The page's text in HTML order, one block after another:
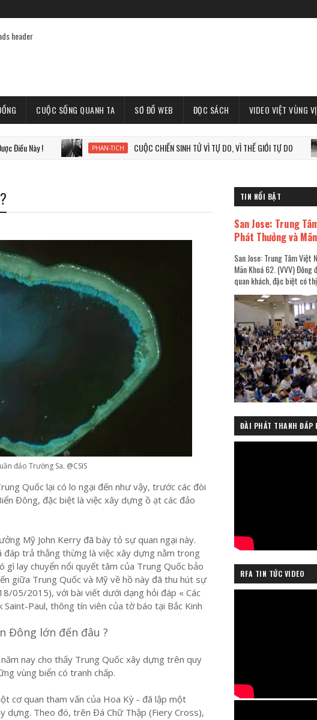
CUỘC SỐNG QUANH TA SƠ ĐỒ WEB ĐỌC SÁCH VIDEO VIỆT VÙNG
! PHAN-TICH CUỘC CHIẾN SINH TỬ VÌ TỰ DO, VÌ THẾ GIỚI TỰ DO
đảo Trường Sa. @CSIS
Quốc lại có lo ngại đến như vậy, trước các đòi
Đông, đặc biệt là việc xây dựng ồ ạt các đảo
Mỹ John Kerry đã bày tỏ sự quan ngại này.
trả thẳng thừng là việc xây dựng nằm trong
gì lay chuyển nổi quyết tâm của Trung Quốc bảo
giữa Trung Quốc và Mỹ về hồ này đã thu hút sự
05/2015), với bài viết dưới dạng hỏi đáp « Các
Paul, thông tín viên của tờ báo tại Bắc Kinh
Đông lớn đến đâu ?
nay cho thấy Trung Quốc xây dựng trên quy
vùng biển có tranh chấp.
cơ quan tham vấn của Hoa Kỳ - đã lập một
dựng. Theo đó, trên Đá Chữ Thập (Fiery Cross),
TIN NỔI BẬT
San Jose: Trung
Phát Thưởng và
San Jose: Trung Tâm Việt
Mãn Khoá 62. (VVV) Đông
quan khách, đặc biệt có thị
ĐÀI PHÁT THANH ĐÁP
RFA TIN TỨC VIDEO